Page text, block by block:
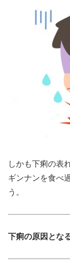
しかも下痢の表
ギンナンを食べ
う。
下痢の原因とな